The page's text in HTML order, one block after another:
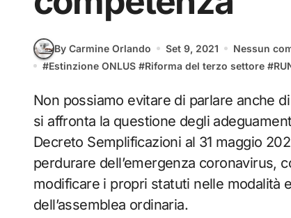
By Carmine Orlando Set 9, 2021
Nessun
#Estinzione ONLUS #Riforma del terzo settore #
Non possiamo evitare di parlare anche di proroga, l’ultima della serie attualmente, quando
si affronta la questione degli
Decreto Semplificazioni al 31 maggio
perdurare dell’emergenza coronavirus,
modificare i propri statuti nelle modalità
dell’assemblea ordinaria.